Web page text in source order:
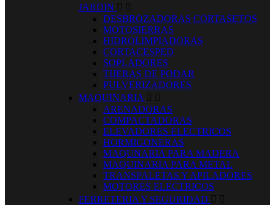
JARDIN  
DESBROZADORAS CORTASETOS
MOTOSIERRAS
HIDROLIMPIADORAS
CORTACESPED
SOPLADORES
TIJERAS DE PODAR
PULVERIZADORES
MAQUINARIA  
ARENADORAS
COMPACTADORAS
ELEVADORES ELECTRICOS
HORMIGONERAS
MAQUNARIA PARA MADERA
MAQUINARIA PARA METAL
TRANSPALETAS Y APILADORES
MOTORES ELECTRICOS
FERRETERIA Y SEGURIDAD  